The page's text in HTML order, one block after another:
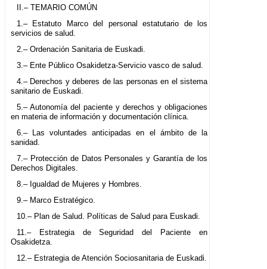
II.– TEMARIO COMÚN
1.– Estatuto Marco del personal estatutario de los
servicios de salud.
2.– Ordenación Sanitaria de Euskadi.
3.– Ente Público Osakidetza-Servicio vasco de salud.
4.– Derechos y deberes de las personas en el sistema
sanitario de Euskadi.
5.– Autonomía del paciente y derechos y obligaciones
en materia de información y documentación clínica.
6.– Las voluntades anticipadas en el ámbito de la
sanidad.
7.– Protección de Datos Personales y Garantía de los
Derechos Digitales.
8.– Igualdad de Mujeres y Hombres.
9.– Marco Estratégico.
10.– Plan de Salud. Políticas de Salud para Euskadi.
11.– Estrategia de Seguridad del Paciente en
Osakidetza.
12.– Estrategia de Atención Sociosanitaria de Euskadi.